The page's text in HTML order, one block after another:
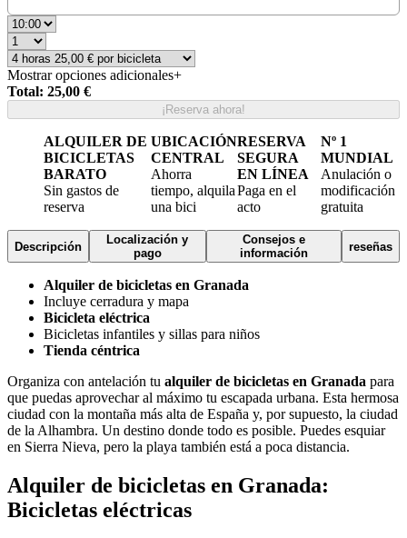
Mostrar opciones adicionales+
Total: 25,00 €
¡Reserva ahora!
ALQUILER DE
BICICLETAS
BARATO
Sin gastos de
reserva
UBICACIÓN
CENTRAL
Ahorra
tiempo, alquila
una bici
RESERVA
SEGURA
EN LÍNEA
Paga en el
acto
Nº 1
MUNDIAL
Anulación o
modificación
gratuita
Descripción
Localización y
pago
Consejos e
información
reseñas
Alquiler de bicicletas en Granada
Incluye cerradura y mapa
Bicicleta eléctrica
Bicicletas infantiles y sillas para niños
Tienda céntrica
Organiza con antelación tu alquiler de bicicletas en Granada para
que puedas aprovechar al máximo tu escapada urbana. Esta hermosa
ciudad con la montaña más alta de España y, por supuesto, la ciudad
de la Alhambra. Un destino donde todo es posible. Puedes esquiar
en Sierra Nieva, pero la playa también está a poca distancia.
Alquiler de bicicletas en Granada:
Bicicletas eléctricas